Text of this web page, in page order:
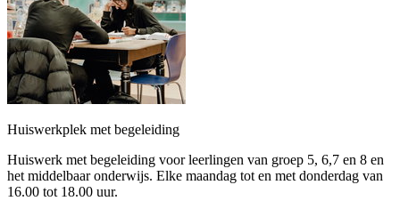
Huiswerkplek met begeleiding
Huiswerk met begeleiding voor leerlingen van groep 5, 6,7 en 8 en
het middelbaar onderwijs. Elke maandag tot en met donderdag van
16.00 tot 18.00 uur.